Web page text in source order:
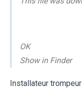
OK
Show in Finder
Installateur